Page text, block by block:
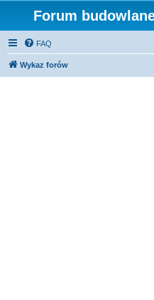
Forum
FAQ
Wykaz forów